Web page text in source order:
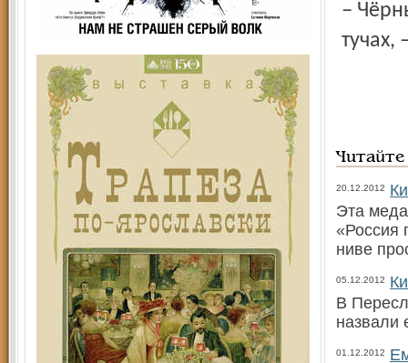
– Чёрный для меня – цвет зла, а белый... это как просвет в
тучах,
20.12.2012
Эта
«Россия
ниве
05.12.2012
В
назвали
01.12.2012